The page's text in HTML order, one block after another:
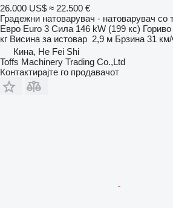
26.000 US$ ≈ 22.500 €
Градежни натоварувач - натоварувач со
Евро Euro 3 Сила 146 kW (199 кс) Гориво
кг Висина за истовар 2,9 м Брзина 31 км/
Кина, He Fei Shi
Toffs Machinery Trading Co.,Ltd
Контактирајте го продавачот